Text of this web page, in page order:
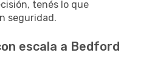
tenés lo que
seguridad.
escala a Bedford